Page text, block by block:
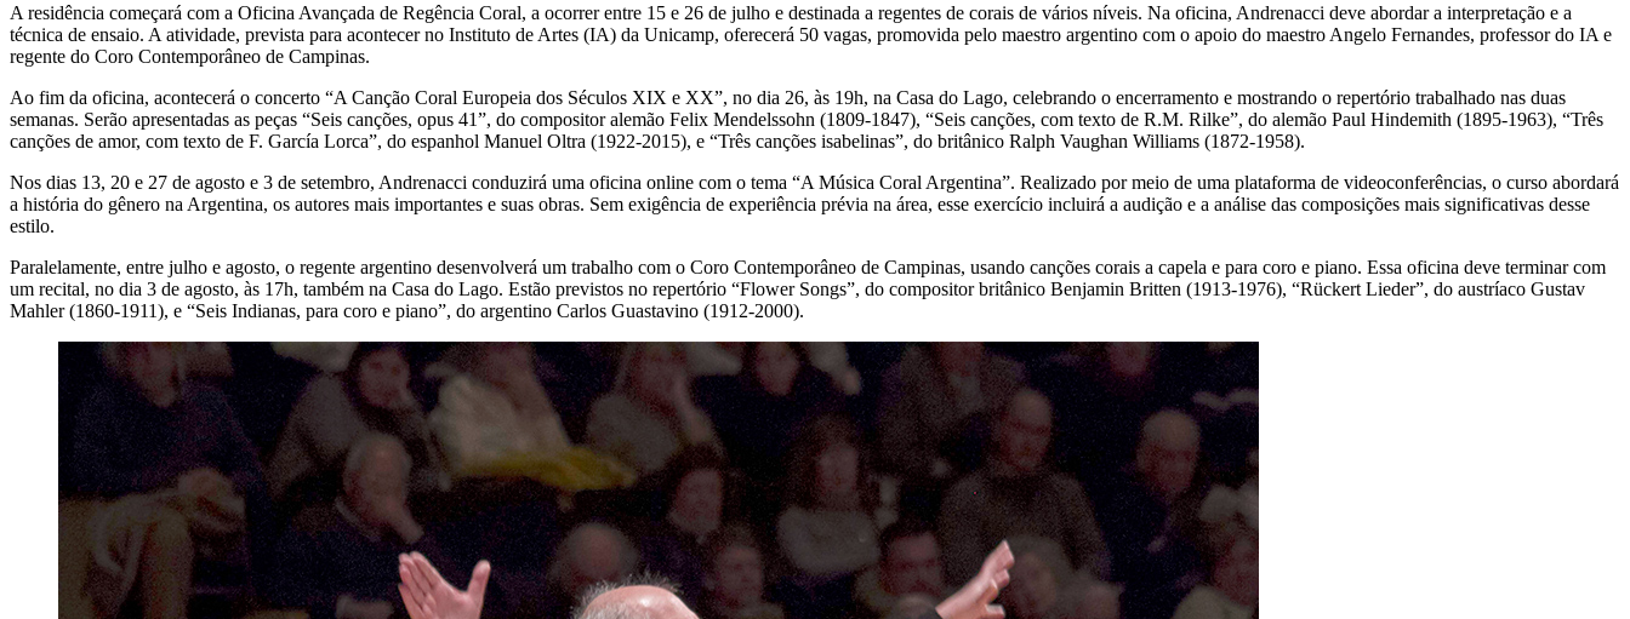
A residência começará com a Oficina Avançada de Regência Coral, a ocorrer entre 15 e 26 de julho e destinada a regentes de corais de vários níveis. Na oficina, Andrenacci deve abordar a interpretação e a
técnica de ensaio. A atividade, prevista para acontecer no Instituto de Artes (IA) da Unicamp, oferecerá 50 vagas, promovida pelo maestro argentino com o apoio do maestro Angelo Fernandes, professor do IA e
regente do Coro Contemporâneo de Campinas.
Ao fim da oficina, acontecerá o concerto “A Canção Coral Europeia dos Séculos XIX e XX”, no dia 26, às 19h, na Casa do Lago, celebrando o encerramento e mostrando o repertório trabalhado nas duas
semanas. Serão apresentadas as peças “Seis canções, opus 41”, do compositor alemão Felix Mendelssohn (1809-1847), “Seis canções, com texto de R.M. Rilke”, do alemão Paul Hindemith (1895-1963), “Três
canções de amor, com texto de F. García Lorca”, do espanhol Manuel Oltra (1922-2015), e “Três canções isabelinas”, do britânico Ralph Vaughan Williams (1872-1958).
Nos dias 13, 20 e 27 de agosto e 3 de setembro, Andrenacci conduzirá uma oficina online com o tema “A Música Coral Argentina”. Realizado por meio de uma plataforma de videoconferências, o curso abordará
a história do gênero na Argentina, os autores mais importantes e suas obras. Sem exigência de experiência prévia na área, esse exercício incluirá a audição e a análise das composições mais significativas desse
estilo.
Paralelamente, entre julho e agosto, o regente argentino desenvolverá um trabalho com o Coro Contemporâneo de Campinas, usando canções corais a capela e para coro e piano. Essa oficina deve terminar com
um recital, no dia 3 de agosto, às 17h, também na Casa do Lago. Estão previstos no repertório “Flower Songs”, do compositor britânico Benjamin Britten (1913-1976), “Rückert Lieder”, do austríaco Gustav
Mahler (1860-1911), e “Seis Indianas, para coro e piano”, do argentino Carlos Guastavino (1912-2000).